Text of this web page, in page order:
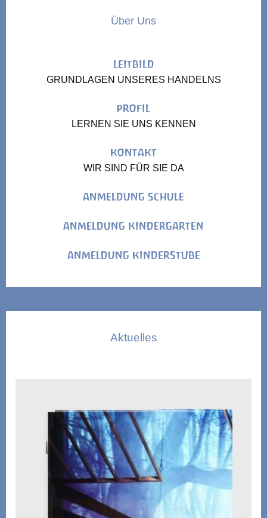
Über Uns
LEITBILD
GRUNDLAGEN UNSERES HANDELNS
PROFIL
LERNEN SIE UNS KENNEN
KONTAKT
WIR SIND FÜR SIE DA
ANMELDUNG SCHULE
ANMELDUNG KINDERGARTEN
ANMELDUNG KINDERSTUBE
Aktuelles